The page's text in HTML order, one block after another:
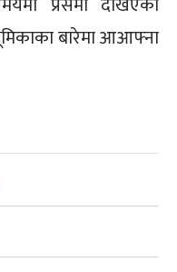
बारेमा आआफ्ना